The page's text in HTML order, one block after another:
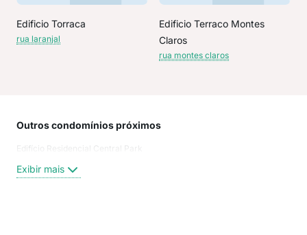
Edificio Torraca
rua laranjal
Edificio Terraco Montes
Claros
rua montes claros
Outros condomínios próximos
Edifício Residencial Central Park
Exibir mais